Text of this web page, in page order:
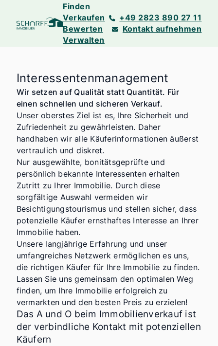
Finden
Verkaufen
Bewerten
Verwalten
+49 2823 890 27 11
Kontakt aufnehmen
Interessentenmanagement
Wir setzen auf Qualität statt Quantität. Für
einen schnellen und sicheren Verkauf.
Unser oberstes Ziel ist es, Ihre Sicherheit und
Zufriedenheit zu gewährleisten. Daher
handhaben wir alle Käuferinformationen äußerst
vertraulich und diskret.
Nur ausgewählte, bonitätsgeprüfte und
persönlich bekannte Interessenten erhalten
Zutritt zu Ihrer Immobilie. Durch diese
sorgfältige Auswahl vermeiden wir
Besichtigungstourismus und stellen sicher, dass
potenzielle Käufer ernsthaftes Interesse an Ihrer
Immobilie haben.
Unsere langjährige Erfahrung und unser
umfangreiches Netzwerk ermöglichen es uns,
die richtigen Käufer für Ihre Immobilie zu finden.
Lassen Sie uns gemeinsam den optimalen Weg
finden, um Ihre Immobilie erfolgreich zu
vermarkten und den besten Preis zu erzielen!
Das A und O beim Immobilienverkauf ist
der verbindliche Kontakt mit potenziellen
Käufern